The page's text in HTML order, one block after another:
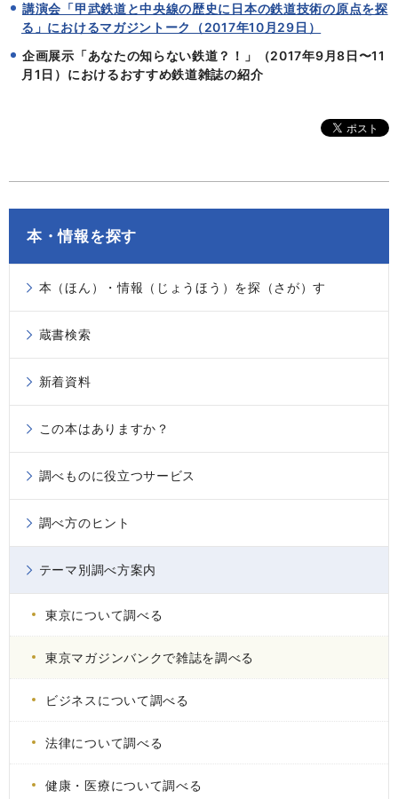
講演会「甲武鉄道と中央線の歴史に日本の鉄道技術の原点を探
る」におけるマガジントーク（2017年10月29日）
企画展示「あなたの知らない鉄道？！」（2017年9月8日〜11
月1日）におけるおすすめ鉄道雑誌の紹介
本・情報を探す
本（ほん）・情報（じょうほう）を探（さが）す
蔵書検索
新着資料
この本はありますか？
調べものに役立つサービス
調べ方のヒント
テーマ別調べ方案内
東京について調べる
東京マガジンバンクで雑誌を調べる
ビジネスについて調べる
法律について調べる
健康・医療について調べる